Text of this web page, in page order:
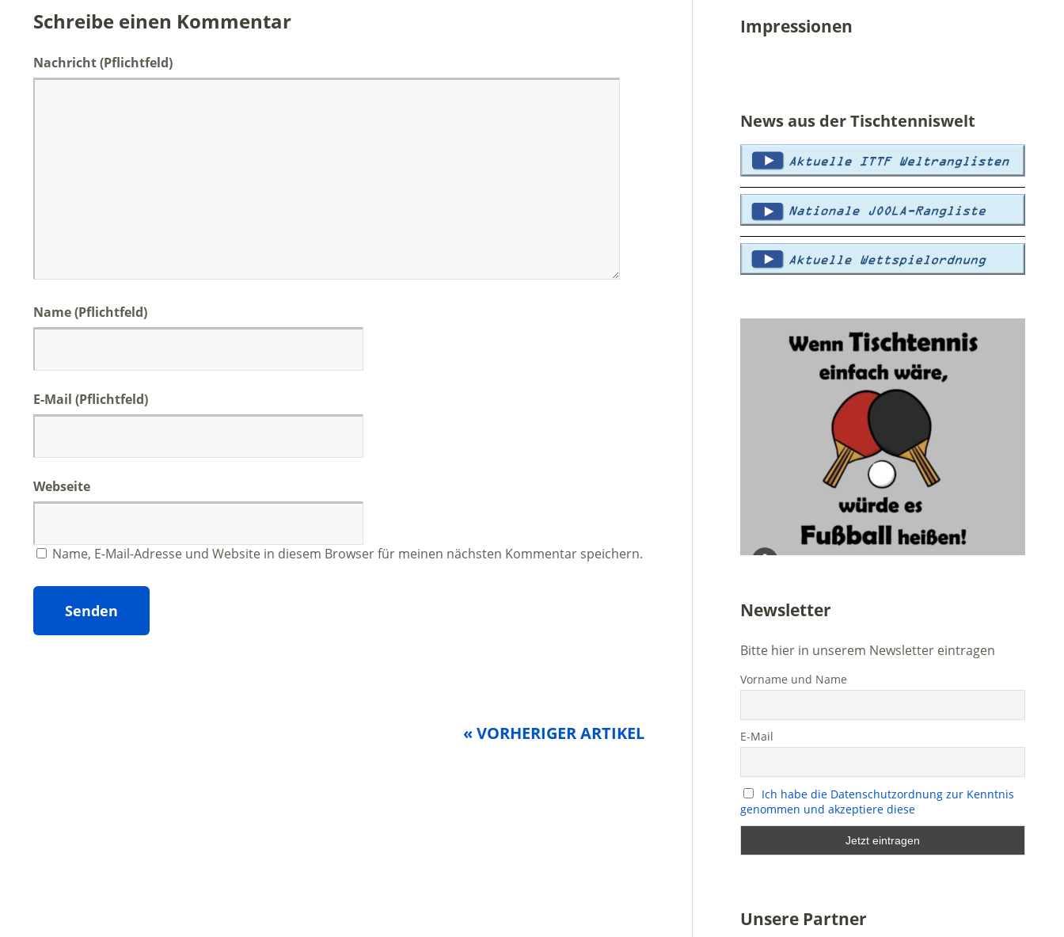
Schreibe einen Kommentar
Nachricht(Pflichtfeld)
Name(Pflichtfeld)
E-Mail (Pflichtfeld)
Webseite
Name, E-Mail-Adresse und Website in diesem Browser für meinen nächsten Kommentar speichern.
« VORHERIGER ARTIKEL
Impressionen
News aus der Tischtenniswelt
Newsletter
Bitte hier in unserem Newsletter eintragen
Vorname und Name
E-Mail
Ich habe die Datenschutzordnung zur Kenntnis
genommen und akzeptiere diese
Unsere Partner